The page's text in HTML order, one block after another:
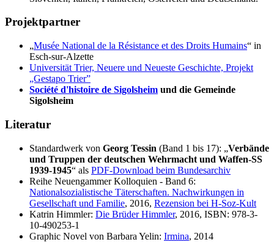
Projektpartner
„Musée National de la Résistance et des Droits Humains“ in
Esch-sur-Alzette
Universität Trier, Neuere und Neueste Geschichte, Projekt
„Gestapo Trier”
Société d'histoire de Sigolsheim und die Gemeinde
Sigolsheim
Literatur
Standardwerk von Georg Tessin (Band 1 bis 17): „Verbände
und Truppen der deutschen Wehrmacht und Waffen-SS
1939-1945“ als PDF-Download beim Bundesarchiv
Reihe Neuengammer Kolloquien - Band 6:
Nationalsozialistische Täterschaften. Nachwirkungen in
Gesellschaft und Familie, 2016, Rezension bei H-Soz-Kult
Katrin Himmler: Die Brüder Himmler, 2016, ISBN: 978-3-
10-490253-1
Graphic Novel von Barbara Yelin: Irmina, 2014